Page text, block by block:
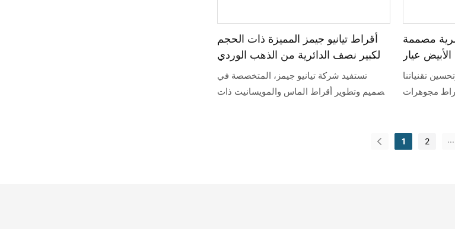
أقراط تيانيو جيمز المميزة ذات الحجم
الكبير نصف الدائرية من الذهب الوردي
عيار 10 أو 14 قيراطًا مرصعة بالماس
والمويسانيت
تستفيد شركة تيانيو جيمز، المتخصصة في
تصميم وتطوير أقراط الماس والمويسانيت ذات
من أحدث تقنيات التصنيع والإنتاج لدى الشركات
مصممة
عيار
مرصعة بحجر
تقنياتنا
مجوهرات
عيار 2 قيراط. وقد أثبتت1 2 ...